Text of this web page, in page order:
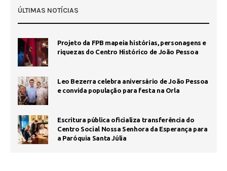
ÚLTIMAS NOTÍCIAS
Projeto da FPB mapeia histórias, personagens e
riquezas do Centro Histórico de João Pessoa
Leo Bezerra celebra aniversário de João Pessoa
e convida população para festa na Orla
Escritura pública oficializa transferência do
Centro Social Nossa Senhora da Esperança para
a Paróquia Santa Júlia